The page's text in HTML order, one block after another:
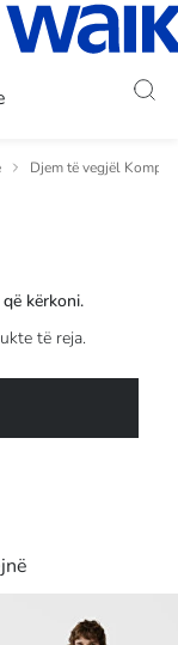
Djem të vegjël
kërkoni.
të reja.